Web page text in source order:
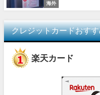
海外
クレジットカードおす
楽天カード